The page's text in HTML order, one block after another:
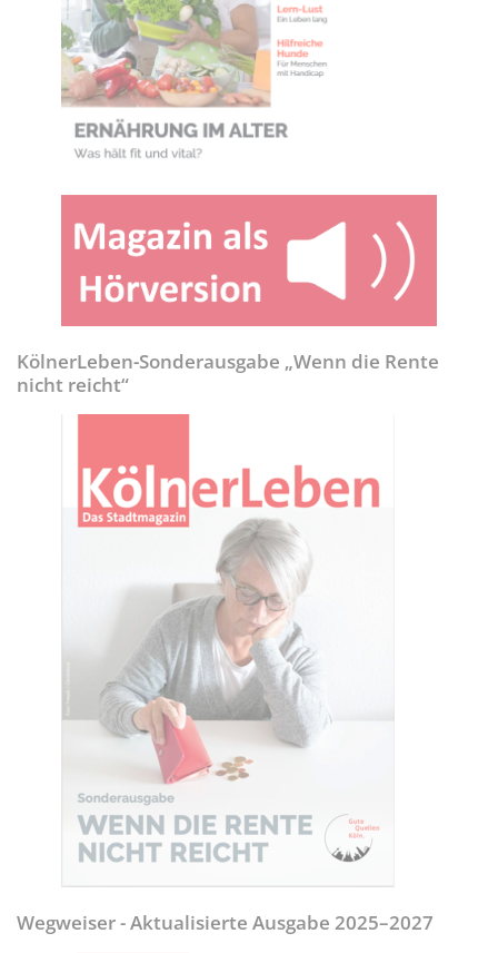
KölnerLeben-Sonderausgabe „Wenn die Rente
nicht reicht“
Wegweiser - Aktualisierte Ausgabe 2025–2027